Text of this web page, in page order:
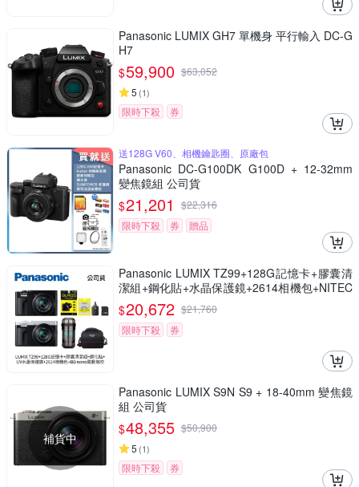
Panasonic LUMIX GH7 單機身 平行輸入 DC-G
H7
$59,900 $63,052
5 (1)
限時下殺 券
送128G V60、相機鑰匙圈、原廠包
Panasonic DC-G100DK G100D + 12-32mm
變焦鏡組 公司貨
$21,201 $22,316
限時下殺
券 贈品
Panasonic LUMIX TZ99+128G記憶卡+膠囊清
潔組+鋼化貼+水晶保護鏡+2614相機包+NITEC
ORE BB nano 迷你電動氣吹(公司貨)
$20,672 $21,760
限時下殺
券
補貨中
Panasonic LUMIX S9N S9 + 18-40mm 變焦鏡
組 公司貨
$48,355 $50,900
5 (1)
限時下殺 券